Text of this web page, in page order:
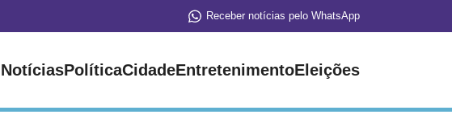
Receber notícias pelo WhatsApp
PolíticaCidadeEntretenimentoEleições